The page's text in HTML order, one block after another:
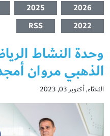
2026
2025
2022
RSS
وحدة النشاط
الذهبي مروان
الثلاثاء, أكتوبر 03, 2023